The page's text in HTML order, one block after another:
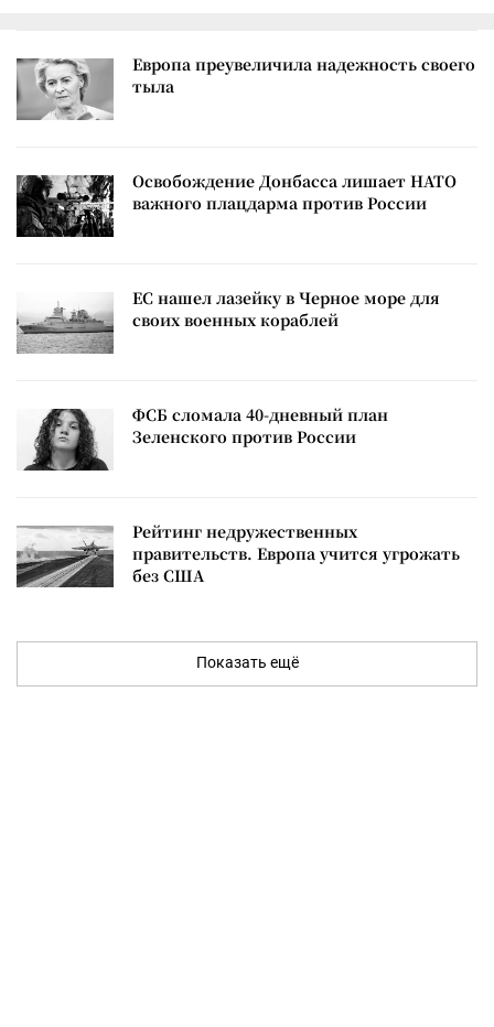
Европа преувеличила надежность своего
тыла
Освобождение Донбасса лишает НАТО
важного плацдарма против России
ЕС нашел лазейку в Черное море для
своих военных кораблей
ФСБ сломала 40-дневный план
Зеленского против России
Рейтинг недружественных
правительств. Европа учится угрожать
без США
Показать ещё